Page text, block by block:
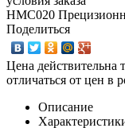
HMC020
Поделиться
Цена действительна
отличаться от цен в
Описание